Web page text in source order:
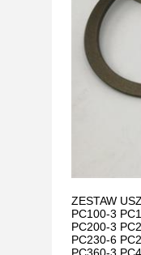
ZESTAW
PC100-3
PC200-3
PC230-6